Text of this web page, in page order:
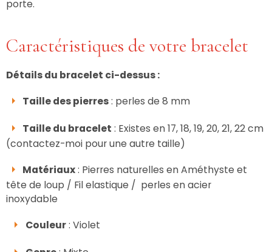
porte.
Caractéristiques de votre bracelet
Détails du bracelet ci-dessus :
Taille des pierres: perles de 8 mm
Taille du bracelet : Existes en 17, 18, 19, 20, 21, 22 cm
(contactez-moi pour une autre taille)
Matériaux: Pierres naturelles en Améthyste et
tête de loup / Fil elastique / perles en acier
inoxydable
Couleur: Violet